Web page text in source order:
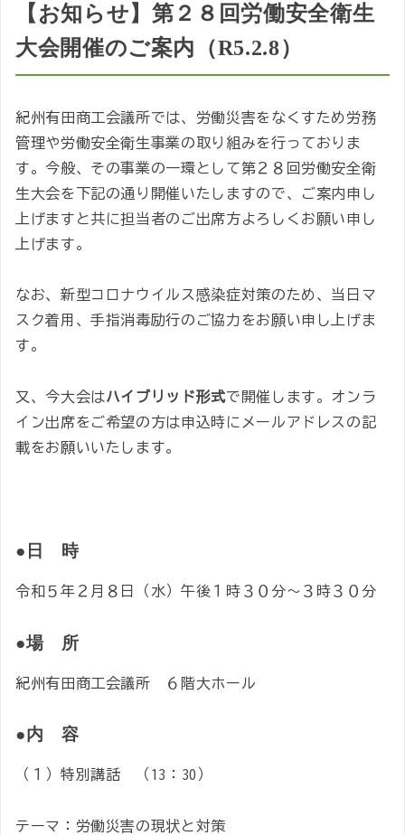
【お知らせ】第２８回労働安全衛生
大会開催のご案内（R5.2.8）
紀州有田商工会議所では、労働災害をなくすため労務
管理や労働安全衛生事業の取り組みを行っておりま
す。今般、その事業の一環として第２８回労働安全衛
生大会を下記の通り開催いたしますので、ご案内申し
上げますと共に担当者のご出席方よろしくお願い申し
上げます。
なお、新型コロナウイルス感染症対策のため、当日マ
スク着用、手指消毒励行のご協力をお願い申し上げま
す。
又、今大会はハイブリッド形式で開催します。オンラ
イン出席をご希望の方は申込時にメールアドレスの記
載をお願いいたします。
●日 時
令和５年２月８日（水）午後１時３０分～３時３０分
●場 所
紀州有田商工会議所 ６階大ホール
●内 容
（１）特別講話 （13：30）
テーマ：労働災害の現状と対策